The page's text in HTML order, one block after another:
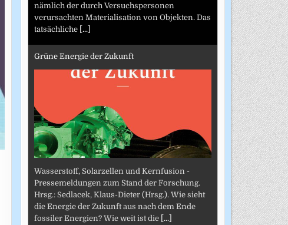
nämlich der durch Versuchspersonen
verursachten Materialisation von Objekten. Das
tatsächliche [...]
Grüne Energie der Zukunft
Wasserstoff, Solarzellen und Kernfusion -
Pressemeldungen zum Stand der Forschung.
Hrsg.: Sedlacek, Klaus-Dieter (Hrsg.). Wie sieht
die Energie der Zukunft aus nach dem Ende
fossiler Energien? Wie weit ist die [...]